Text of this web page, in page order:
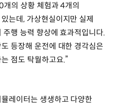
의 상황 체험과 4개의
는데, 가상현실이지만 실제
행 능력 향상에 효과적입니다.
등장해 운전에 대한 경각심은
점도 탁월하고요.”
레이터는 생생하고 다양한